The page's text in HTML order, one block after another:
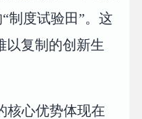
制度试验田”。这
以复制的创新生
核心优势体现在